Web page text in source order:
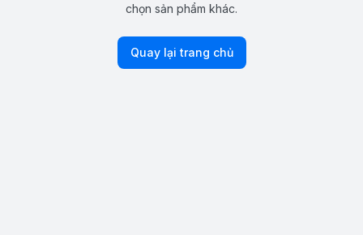
chọn sản phẩm khác.
Quay lại trang chủ